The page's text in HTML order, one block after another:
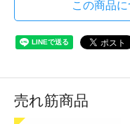
この商品
売れ筋商品